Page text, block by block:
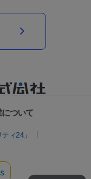
ついて
ィ24」